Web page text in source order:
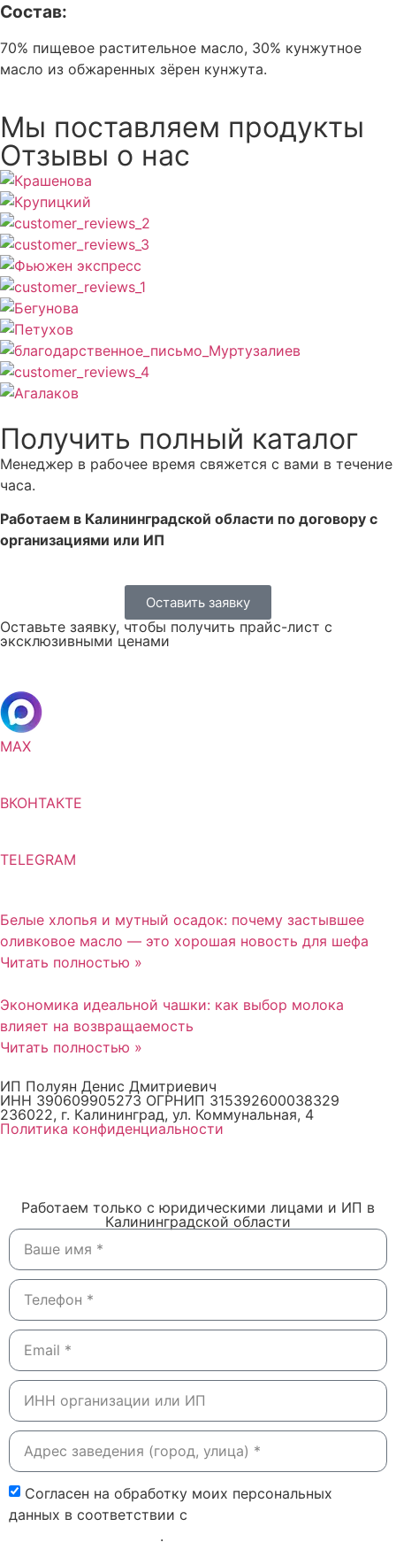
Состав:
70% пищевое растительное масло, 30% кунжутное
масло из обжаренных зёрен кунжута.
Мы поставляем продукты
Отзывы о нас
Получить полный каталог
Менеджер в рабочее время свяжется с вами в течение
часа.
Работаем в Калининградской области по договору с
организациями или ИП
Оставить заявку
Оставьте заявку, чтобы получить прайс-лист с
эксклюзивными ценами
MAX
ВКОНТАКТЕ
TELEGRAM
Белые хлопья и мутный осадок: почему застывшее
оливковое масло — это хорошая новость для шефа
Читать полностью »
Экономика идеальной чашки: как выбор молока
влияет на возвращаемость
Читать полностью »
ИП Полуян Денис Дмитриевич
ИНН 390609905273 ОГРНИП 315392600038329
236022, г. Калининград, ул. Коммунальная, 4
Политика конфиденциальности
Работаем только с юридическими лицами и ИП в
Калининградской области
Согласен на обработку моих персональных
данных в соответствии с
.